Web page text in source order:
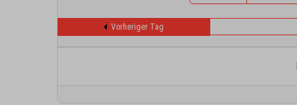
Vorheriger Tag